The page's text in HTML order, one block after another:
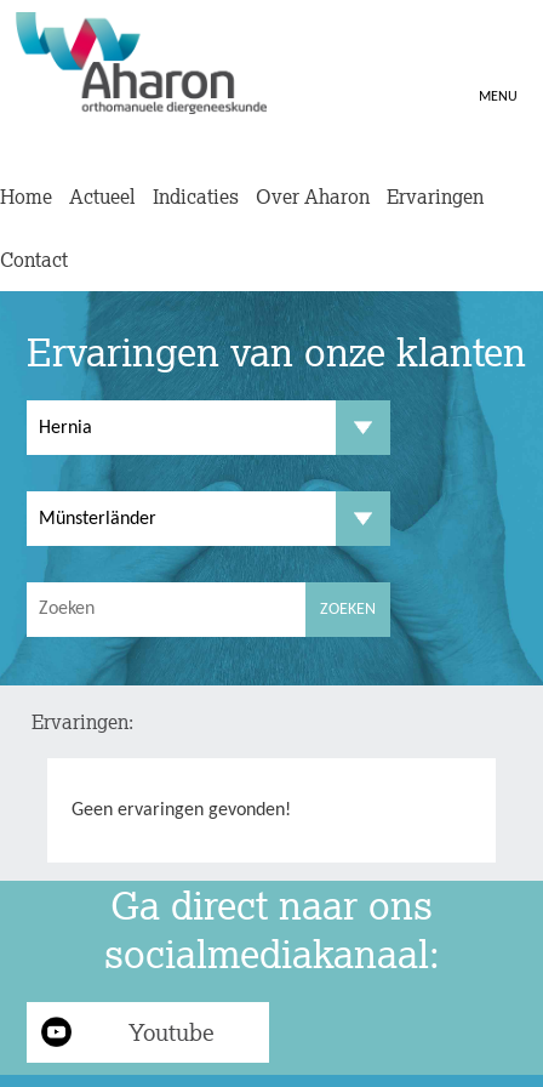
MENU
Home Actueel Indicaties Over Aharon Ervaringen
Contact
Ervaringen van onze klanten
Ervaringen:
Geen ervaringen gevonden!
Ga direct naar ons
socialmediakanaal:
Youtube